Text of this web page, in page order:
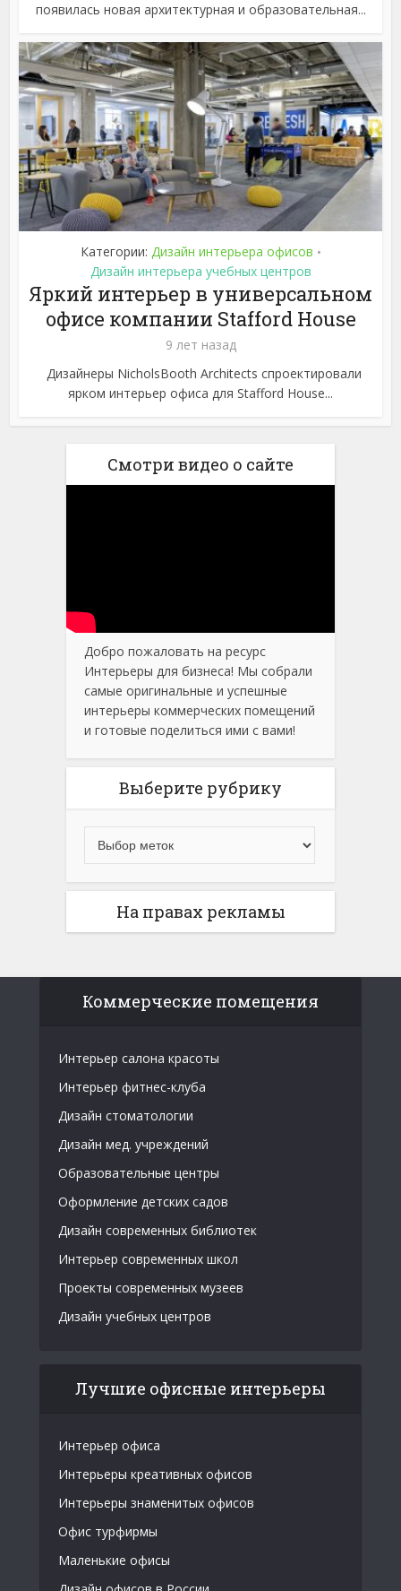
появилась новая архитектурная и образовательная...
Категории: Дизайн интерьера офисов •
Дизайн интерьера учебных центров
Яркий интерьер в универсальном
офисе компании Stafford House
9 лет назад
Дизайнеры NicholsBooth Architects спроектировали
ярком интерьер офиса для Stafford House...
Смотри видео о сайте
Добро пожаловать на ресурс
Интерьеры для бизнеса! Мы собрали
самые оригинальные и успешные
интерьеры коммерческих помещений
и готовые поделиться ими с вами!
Выберите рубрику
На правах рекламы
Коммерческие помещения
Интерьер салона красоты
Интерьер фитнес-клуба
Дизайн стоматологии
Дизайн мед. учреждений
Образовательные центры
Оформление детских садов
Дизайн современных библиотек
Интерьер современных школ
Проекты современных музеев
Дизайн учебных центров
Лучшие офисные интерьеры
Интерьер офиса
Интерьеры креативных офисов
Интерьеры знаменитых офисов
Офис турфирмы
Маленькие офисы